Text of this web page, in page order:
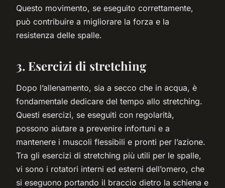
Questo movimento, se eseguito correttamente,
può contribuire a migliorare la forza e la
resistenza delle spalle.
3. Esercizi di stretching
Dopo l’allenamento, sia a secco che in acqua, è
fondamentale dedicare del tempo allo stretching.
Questi esercizi, se eseguiti con regolarità,
possono aiutare a prevenire infortuni e a
mantenere i muscoli flessibili e pronti per l’azione.
Tra gli esercizi di stretching più utili per le spalle,
vi sono i rotatori interni ed esterni dell’omero, che
si eseguono portando il braccio dietro la schiena e